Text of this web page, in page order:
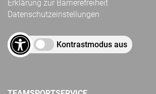
Erklärung zur Barrierefreiheit
Datenschutzeinstellungen
Kontrastmodus aus